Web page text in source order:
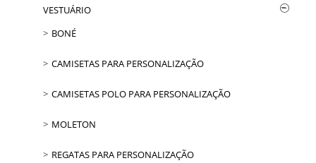
VESTUÁRIO
BONÉ
CAMISETAS PARA PERSONALIZAÇÃO
CAMISETAS POLO PARA PERSONALIZAÇÃO
MOLETON
REGATAS PARA PERSONALIZAÇÃO